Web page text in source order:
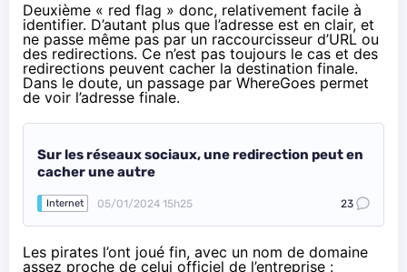
Deuxième « red flag » donc, relativement facile à
identifier. D’autant plus que l’adresse est en clair, et
ne passe même pas par un raccourcisseur d’URL ou
des redirections. Ce n’est pas toujours le cas et des
redirections peuvent cacher la destination finale.
Dans le doute, un passage par WhereGoes permet
de voir l’adresse finale.
Sur les réseaux sociaux, une redirection peut en
cacher une autre
Internet 05/01/2024 15h25 23
Les pirates l’ont joué fin, avec un nom de domaine
assez proche de celui officiel de l’entreprise :